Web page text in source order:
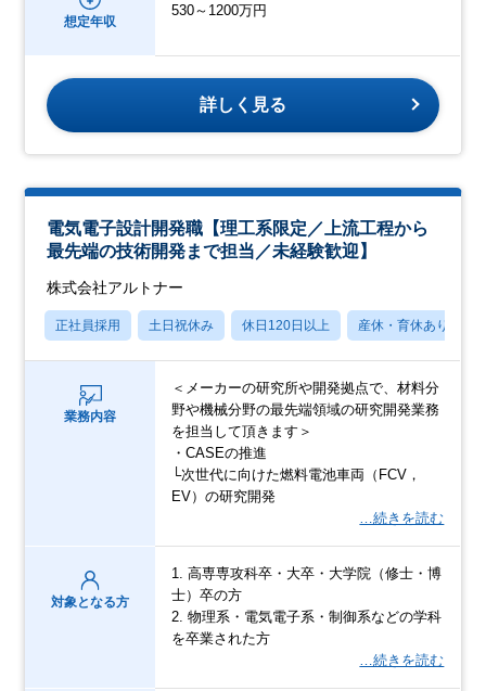
想定年収
530～1200万円
詳しく見る
電気電子設計開発職【理工系限定／上流工程から
最先端の技術開発まで担当／未経験歓迎】
株式会社アルトナー
正社員採用 土日祝休み 休日120日以上 産休・育休あり
業務内容
＜メーカーの研究所や開発拠点で、材料分
野や機械分野の最先端領域の研究開発業務
を担当して頂きます＞
・CASEの推進
└次世代に向けた燃料電池車両（FCV，
EV）の研究開発
…続きを読む
対象となる方
1. 高専専攻科卒・大卒・大学院（修士・博
士）卒の方
2. 物理系・電気電子系・制御系などの学科
を卒業された方
…続きを読む